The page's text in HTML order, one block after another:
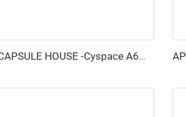
APPLE CABIN CAPSULE HOUSE -Cyspace A6シリーズ